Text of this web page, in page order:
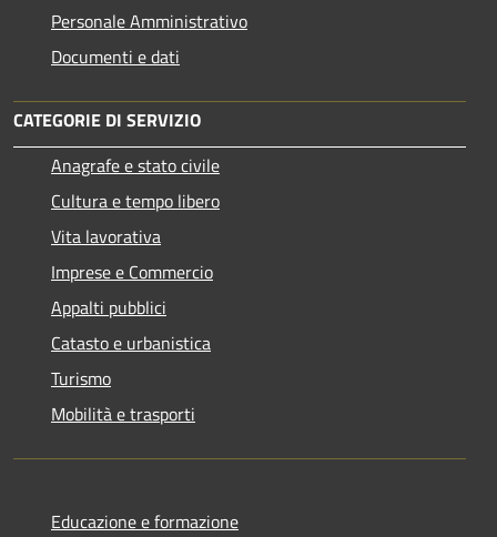
Personale Amministrativo
Documenti e dati
CATEGORIE DI SERVIZIO
Anagrafe e stato civile
Cultura e tempo libero
Vita lavorativa
Imprese e Commercio
Appalti pubblici
Catasto e urbanistica
Turismo
Mobilità e trasporti
Educazione e formazione